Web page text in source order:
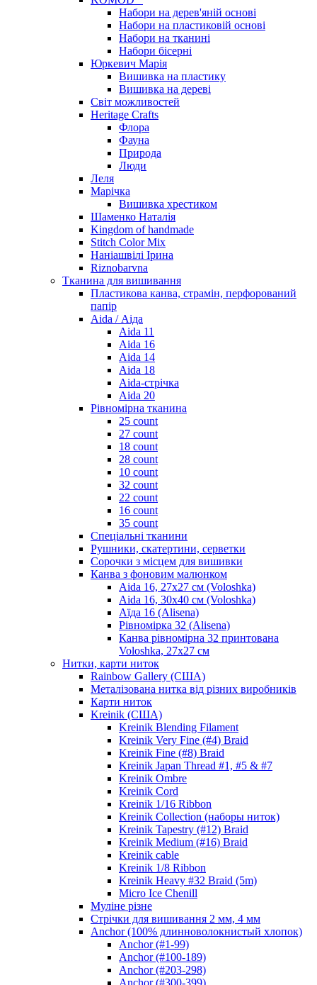
Набори на дерев'яній основі
Набори на пластиковій основі
Набори на тканині
Набори бісерні
Юркевич Марія
Вишивка на пластику
Вишивка на дереві
Світ можливостей
Heritage Crafts
Флора
Фауна
Природа
Люди
Леля
Марічка
Вишивка хрестиком
Шаменко Наталія
Kingdom of handmade
Stitch Color Mix
Наніашвілі Ірина
Riznobarvna
Тканина для вишивання
Пластикова канва, страмін, перфорований
папір
Aida / Аіда
Aida 11
Aida 16
Aida 14
Aida 18
Aida-стрічка
Aida 20
Рівномірна тканина
25 count
27 count
18 count
28 count
10 count
32 count
22 count
16 count
35 count
Спеціальні тканини
Рушники, скатертини, серветки
Сорочки з місцем для вишивки
Канва з фоновим малюнком
Aida 16, 27х27 см (Voloshka)
Aida 16, 30х40 см (Voloshka)
Аїда 16 (Alisena)
Рівномірка 32 (Alisena)
Канва рівномірна 32 принтована
Voloshka, 27х27 см
Нитки, карти ниток
Rainbow Gallery (США)
Металізована нитка від різних виробників
Карти ниток
Kreinik (США)
Kreinik Blending Filament
Kreinik Very Fine (#4) Braid
Kreinik Fine (#8) Braid
Kreinik Japan Thread #1, #5 & #7
Kreinik Ombre
Kreinik Cord
Kreinik 1/16 Ribbon
Kreinik Collection (наборы ниток)
Kreinik Tapestry (#12) Braid
Kreinik Medium (#16) Braid
Kreinik cable
Kreinik 1/8 Ribbon
Kreinik Heavy #32 Braid (5m)
Micro Ice Chenill
Муліне різне
Стрічки для вишивання 2 мм, 4 мм
Anchor (100% длинноволокнистый хлопок)
Anchor (#1-99)
Anchor (#100-189)
Anchor (#203-298)
Anchor (#300-399)